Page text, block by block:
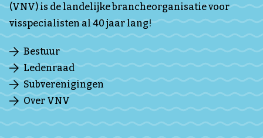
(VNV) is de landelijke brancheorganisatie voor
visspecialisten al 40 jaar lang!
Bestuur
Ledenraad
Subverenigingen
Over VNV